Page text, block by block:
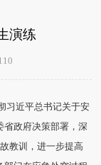
演练
习近平总书记关于安
省政府决策部署，深
教训，进一步提高